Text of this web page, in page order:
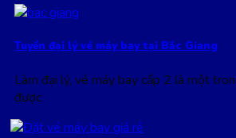
Tuyển đại lý vé máy bay tại Bắc Giang
Làm đại lý, vé máy bay cấp 2 là một
được